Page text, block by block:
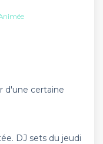
d'une certaine
DJ sets du jeudi